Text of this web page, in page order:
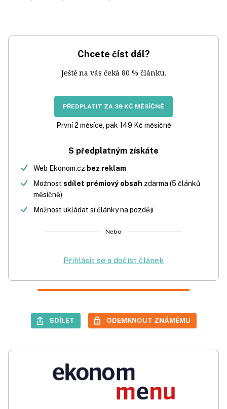
Chcete číst dál?
Ještě na vás čeká 80 % článku.
PŘEDPLATIT ZA 39 KČ MĚSÍČNĚ
První 2 měsíce, pak 149 Kč měsíčně
S předplatným získáte
Web Ekonom.cz bez reklam
Možnost sdílet prémiový obsah zdarma (5 článků
měsíčně)
Možnost ukládat si články na později
Nebo
Přihlásit se a dočíst článek
SDÍLET ODEMKNOUT ZNÁMÉMU